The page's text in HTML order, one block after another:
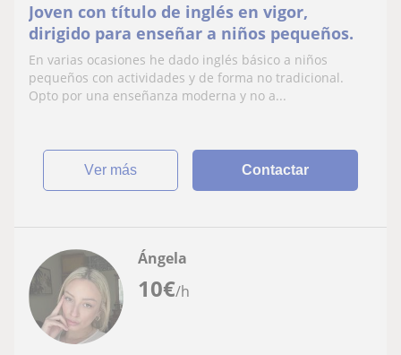
Joven con título de inglés en vigor,
dirigido para enseñar a niños pequeños.
En varias ocasiones he dado inglés básico a niños
pequeños con actividades y de forma no tradicional.
Opto por una enseñanza moderna y no a...
ver más Contactar
10€/h
Ángela